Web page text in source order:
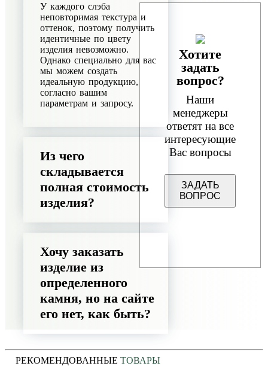
У каждого слэба
неповторимая текстура и
оттенок, поэтому получить
идентичные по цвету
изделия невозможно.
Однако специально для вас
мы можем создать
идеальную продукцию,
согласно вашим
параметрам и запросу.
Из чего
складывается
полная стоимость
изделия?
Хочу заказать
изделие из
определенного
камня, но на сайте
его нет, как быть?
Хотите
задать
вопрос?
Наши
менеджеры
ответят на все
интересующие
Вас вопросы
ЗАДАТЬ
ВОПРОС
РЕКОМЕНДОВАННЫЕ ТОВАРЫ